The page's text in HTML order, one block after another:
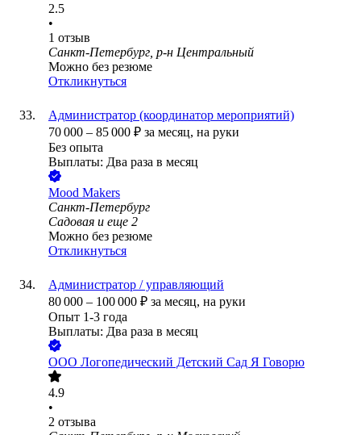
2.5
•
1 отзыв
Санкт-Петербург, р-н Центральный
Можно без резюме
Откликнуться
Администратор (координатор мероприятий)
70 000 – 85 000 ₽ за месяц, на руки
Без опыта
Выплаты: Два раза в месяц
Mood Makers
Санкт-Петербург
Садовая и еще 2
Можно без резюме
Откликнуться
Администратор / управляющий
80 000 – 100 000 ₽ за месяц, на руки
Опыт 1-3 года
Выплаты: Два раза в месяц
ООО Логопедический Детский Сад Я Говорю
4.9
•
2 отзыва